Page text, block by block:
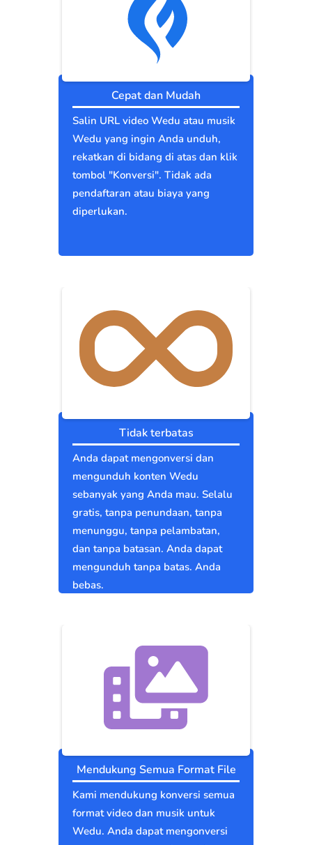
Cepat dan Mudah
Salin URL video Wedu atau musik
Wedu yang ingin Anda unduh,
rekatkan di bidang di atas dan klik
tombol "Konversi". Tidak ada
pendaftaran atau biaya yang
diperlukan.
Tidak terbatas
Anda dapat mengonversi dan
mengunduh konten Wedu
sebanyak yang Anda mau. Selalu
gratis, tanpa penundaan, tanpa
menunggu, tanpa pelambatan,
dan tanpa batasan. Anda dapat
mengunduh tanpa batas. Anda
bebas.
Mendukung Semua Format File
Kami mendukung konversi semua
format video dan musik untuk
Wedu. Anda dapat mengonversi